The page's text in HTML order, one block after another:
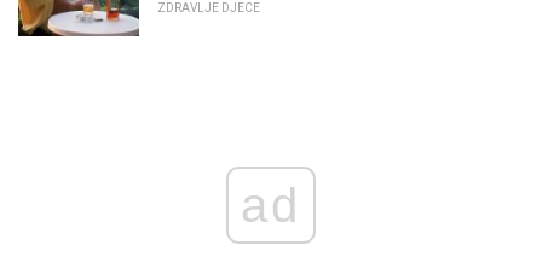
ZDRAVLJE DJECE
ad